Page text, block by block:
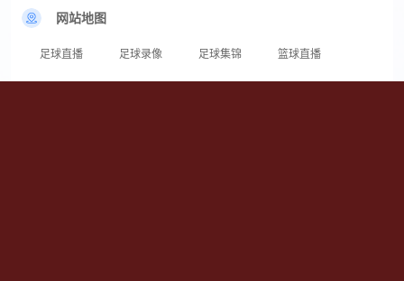
网站地图
足球直播 足球录像 足球集锦 篮球直播